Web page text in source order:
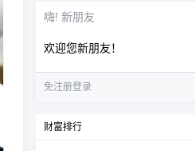
嗨! 新朋友
欢迎您新朋友！
免注册登录
财富排行